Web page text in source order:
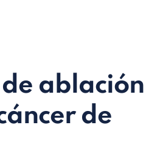
ablación
de